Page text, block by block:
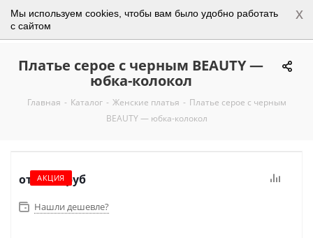
Мы используем cookies, чтобы вам было удобно работать
с сайтом
x
0
Платье серое с черным BEAUTY —
юбка-колокол
Главная - Каталог - Женские платья - Платье серое с черным
BEAUTY — юбка-колокол
АКЦИЯ
от 3 250 руб
Нашли дешевле?